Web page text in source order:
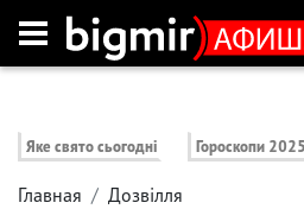
Яке свято сьогодні Гороскопи 2025
Главная Дозвілля